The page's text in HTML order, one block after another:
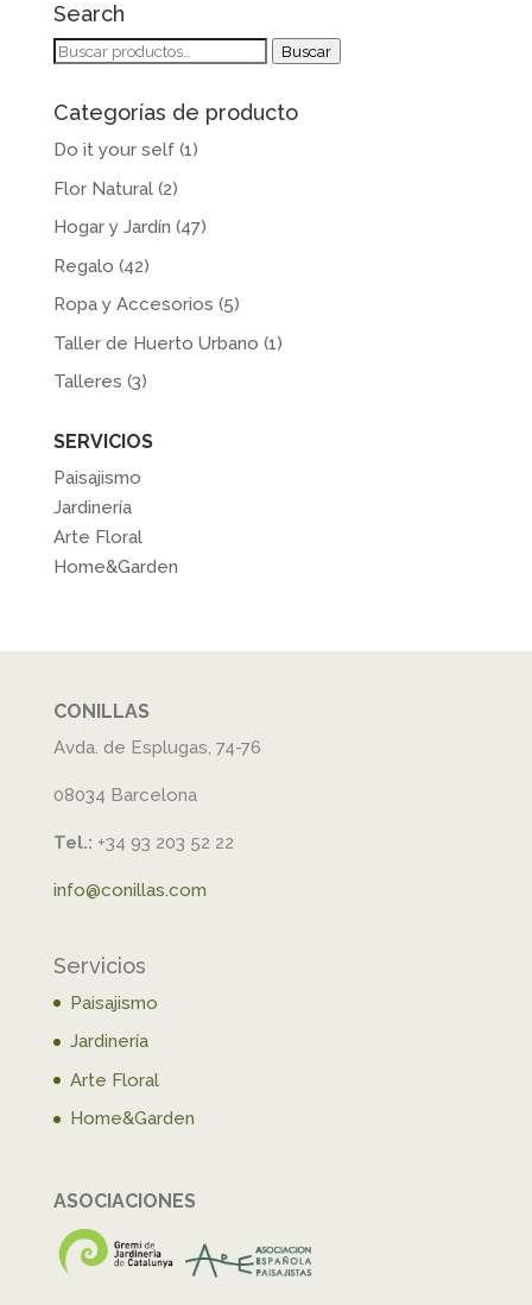
Search
Buscar
Buscar
Categorías de producto
Do it your self (1)
Flor Natural (2)
Hogar y Jardín (47)
Regalo (42)
Ropa y Accesorios (5)
Taller de Huerto Urbano (1)
Talleres (3)
SERVICIOS
Paisajismo
Jardinería
Arte Floral
Home&Garden
CONILLAS
Avda. de Esplugas, 74-76
08034 Barcelona
Tel.: +34 93 203 52 22
info@conillas.com
Servicios
Paisajismo
Jardinería
Arte Floral
Home&Garden
ASOCIACIONES